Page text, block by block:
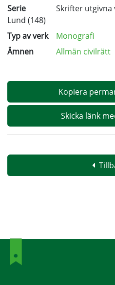
Serie
Skrifter utgivna
Lund (148)
Typ av verk
Monografi
Ämnen
Allmän civilrätt
Kopiera
Skicka länk